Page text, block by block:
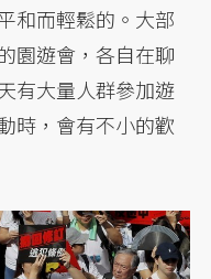
和而輕鬆的。大部
園遊會，各自在聊
有大量人群參加遊
時，會有不小的歡